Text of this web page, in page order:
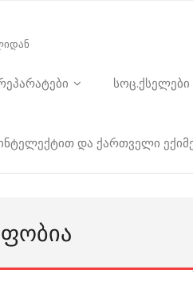
სოც.ქსელები
და ქართველი